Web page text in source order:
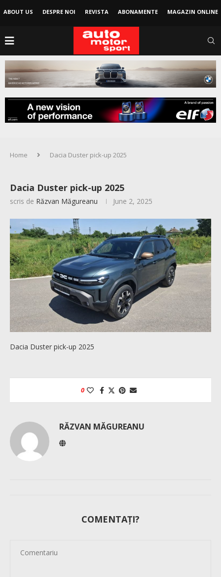
ABOUT US DESPRE NOI REVISTA ABONAMENTE MAGAZIN ONLINE
Home Dacia Duster pick-up 2025
Dacia Duster pick-up 2025
scris de Răzvan Măgureanu June 2, 2025
Dacia Duster pick-up 2025
0
RĂZVAN MĂGUREANU
COMENTAȚI?